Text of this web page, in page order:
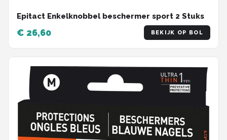
Epitact Enkelknobbel beschermer sport 2 Stuks
€ 26,60 BEKIJK OP BOL